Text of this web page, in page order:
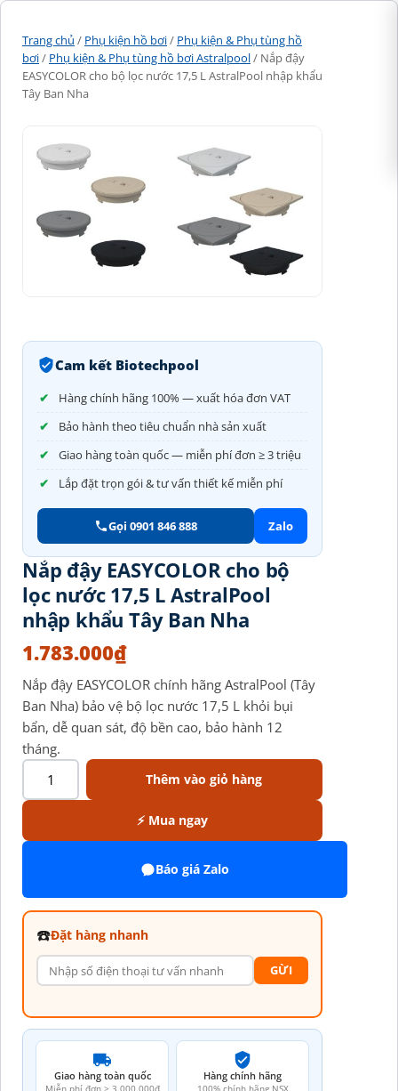
Trang chủ / Phụ kiện hồ bơi/ Phụ kiện & Phụ tùng hồ
bơi/ Phụ kiện & Phụ tùng hồ bơi Astralpool/ Nắp đậy
EASYCOLOR cho bộ lọc nước 17,5 L AstralPool nhập khẩu
Tây Ban Nha
Cam kết Biotechpool
Hàng chính hãng 100% — xuất hóa đơn VAT
Bảo hành theo tiêu chuẩn nhà sản xuất
Giao hàng toàn quốc — miễn phí đơn ≥ 3 triệu
Lắp đặt trọn gói & tư vấn thiết kế miễn phí
Gọi 0901 846 888 Zalo
Nắp đậy EASYCOLOR cho bộ
lọc nước 17,5 L AstralPool
nhập khẩu Tây Ban Nha
1.783.000₫
Nắp đậy EASYCOLOR chính hãng AstralPool (Tây
Ban Nha) bảo vệ bộ lọc nước 17,5 L khỏi bụi
bẩn, dễ quan sát, độ bền cao, bảo hành 12
tháng.
Thêm vào giỏ hàng
⚡ Mua ngay
Báo giá Zalo
☎️Đặt hàng nhanh
GỪI
Giao hàng toàn quốc
Miễn phí đơn ≥ 3.000.000đ
Hàng chính hãng
100% chính hãng NSX